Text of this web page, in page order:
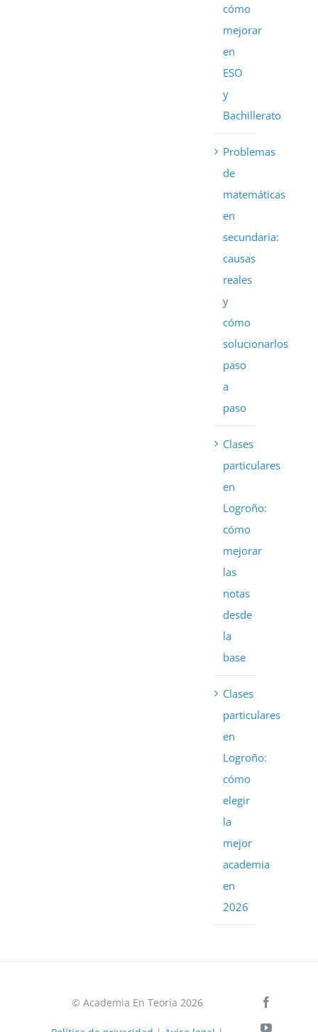
cómo
mejorar
en
ESO
y
Bachillerato
Problemas
de
matemáticas
en
secundaria:
causas
reales
y
cómo
solucionarlos
paso
a
paso
Clases
particulares
en
Logroño:
cómo
mejorar
las
notas
desde
la
base
Clases
particulares
en
Logroño:
cómo
elegir
la
mejor
academia
en
2026
© Academia En Teoría 2026